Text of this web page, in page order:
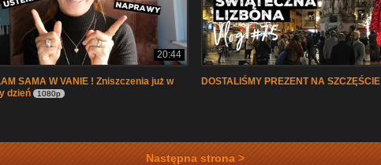
20:44
SAMA W VANIE ! Zniszczenia już w
dzień
1080p
DOSTALIŚMY PREZENT NA SZCZĘŚCIE
Następna strona >